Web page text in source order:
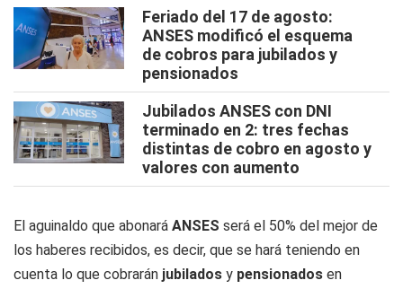
Feriado del 17 de agosto:
ANSES modificó el esquema
de cobros para jubilados y
pensionados
Jubilados ANSES con DNI
terminado en 2: tres fechas
distintas de cobro en agosto y
valores con aumento
El aguinaldo que abonará ANSES será el 50% del mejor de
los haberes recibidos, es decir, que se hará teniendo en
cuenta lo que cobrarán jubilados y pensionados en